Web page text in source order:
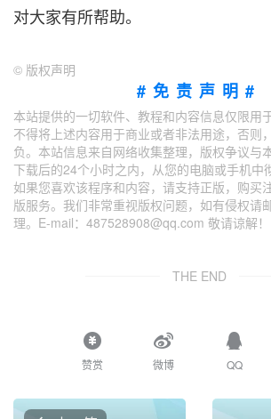
对大家有所帮助。
© 版权声明
#免责声明#
本站提供的一切软件、教程和内容信息仅限用
不得将上述内容用于商业或者非法用途，否则
负。本站信息来自网络收集整理，版权争议与
下载后的24个小时之内，从您的电脑或手机中
如果您喜欢该程序和内容，请支持正版，购买
版服务。我们非常重视版权问题，如有侵权请
理。E-mail：487528908@qq.com 敬请谅解！
THE END
赞赏 微博 QQ